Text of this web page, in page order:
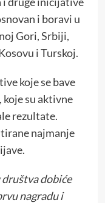
i boravi u
Gori, Srbiji,
i Turskoj.
koje se bave
su aktivne
rezultate.
najmanje
dobiće
nagradu i